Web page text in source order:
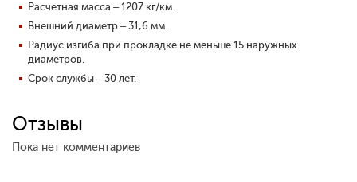
Расчетная масса – 1207 кг/км.
Внешний диаметр – 31,6 мм.
Радиус изгиба при прокладке не меньше 15 наружных
диаметров.
Срок службы – 30 лет.
Отзывы
Пока нет комментариев